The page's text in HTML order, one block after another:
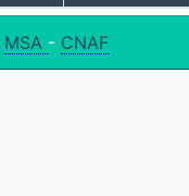
MSA - CNAF